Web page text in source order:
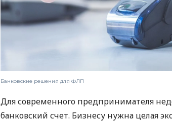
Банковские решения для ФЛП
Для современного предпринимателя
банковский счет. Бизнесу нужна целая